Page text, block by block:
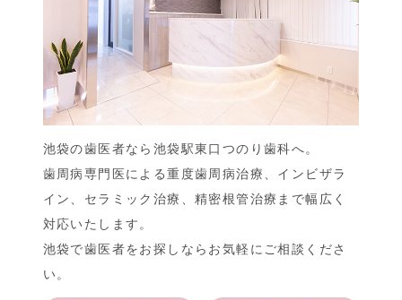
池袋の歯医者なら池袋駅東口つのり歯科へ。
歯周病専門医による重度歯周病治療、インビザラ
イン、セラミック治療、精密根管治療まで幅広く
対応いたします。
池袋で歯医者をお探しならお気軽にご相談くださ
い。